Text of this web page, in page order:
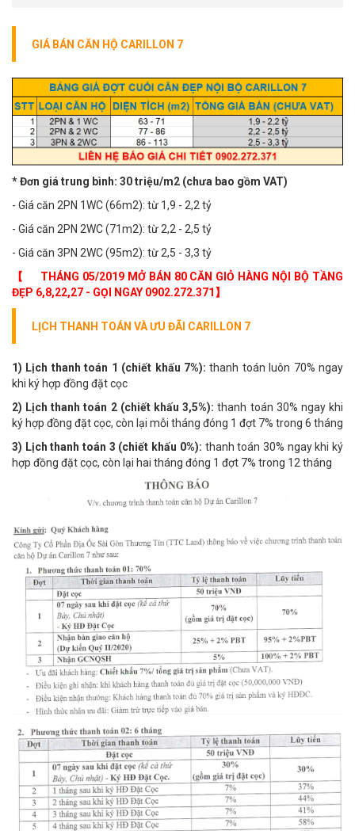
GIÁ BÁN CĂN HỘ CARILLON 7
* Đơn giá trung bình: 30 triệu/m2 (chưa bao gồm VAT)
- Giá căn 2PN 1WC (66m2): từ 1,9 - 2,2 tỷ
- Giá căn 2PN 2WC (71m2): từ 2,2 - 2,5 tỷ
- Giá căn 3PN 2WC (95m2): từ 2,5 - 3,3 tỷ
【
​THÁNG 05/2019 MỞ BÁN 80 CĂN GIỎ HÀNG NỘI BỘ TẦNG
ĐẸP 6,8,22,27 - GỌI NGAY 0902.272.371】
LỊCH THANH TOÁN VÀ ƯU ĐÃI CARILLON 7
1) Lịch thanh toán 1 (chiết khấu 7%): thanh toán luôn 70% ngay
khi ký hợp đồng đặt cọc
2) Lịch thanh toán 2 (chiết khấu 3,5%): thanh toán 30% ngay khi
ký hợp đồng đặt cọc, còn lại mỗi tháng đóng 1 đợt 7% trong 6 tháng
3) Lịch thanh toán 3 (chiết khấu 0%): thanh toán 30% ngay khi ký
hợp đồng đặt cọc, còn lại hai tháng đóng 1 đợt 7% trong 12 tháng